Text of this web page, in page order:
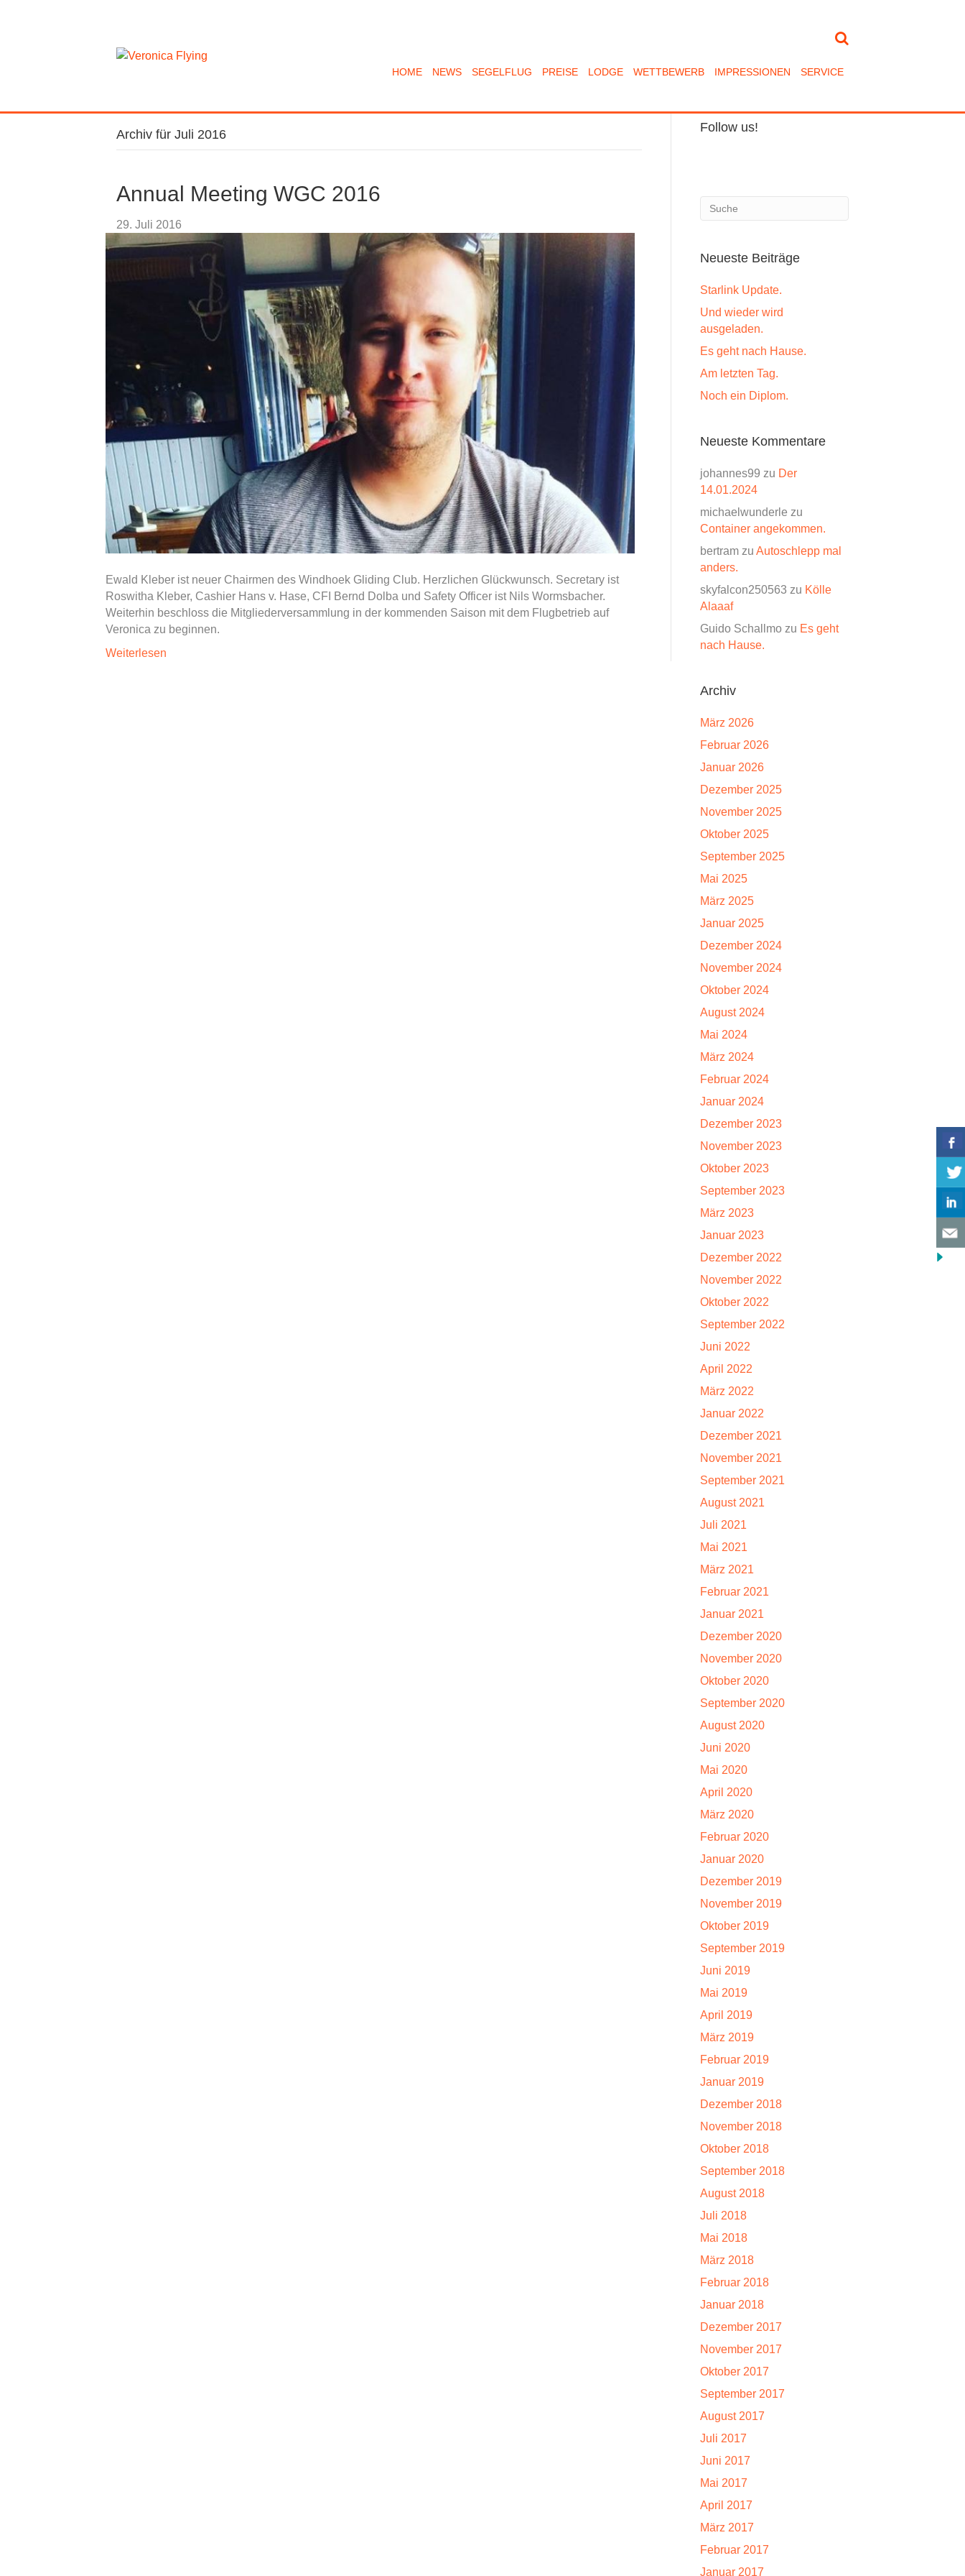
HOME NEWS SEGELFLUG PREISE LODGE WETTBEWERB IMPRESSIONEN SERVICE
Archiv für Juli 2016
Annual Meeting WGC 2016
29. Juli 2016
Ewald Kleber ist neuer Chairmen des Windhoek Gliding Club. Herzlichen Glückwunsch. Secretary ist
Roswitha Kleber, Cashier Hans v. Hase, CFI Bernd Dolba und Safety Officer ist Nils Wormsbacher.
Weiterhin beschloss die Mitgliederversammlung in der kommenden Saison mit dem Flugbetrieb auf
Veronica zu beginnen.
Weiterlesen
Follow us!
Neueste Beiträge
Starlink Update.
Und wieder wird
ausgeladen.
Es geht nach Hause.
Am letzten Tag.
Noch ein Diplom.
Neueste Kommentare
johannes99 zu Der
14.01.2024
michaelwunderle zu
Container angekommen.
bertramzu Autoschlepp mal
anders.
skyfalcon250563 zu Kölle
Alaaaf
Guido Schallmozu Es geht
nach Hause.
Archiv
März 2026
Februar 2026
Januar 2026
Dezember 2025
November 2025
Oktober 2025
September 2025
Mai 2025
März 2025
Januar 2025
Dezember 2024
November 2024
Oktober 2024
August 2024
Mai 2024
März 2024
Februar 2024
Januar 2024
Dezember 2023
November 2023
Oktober 2023
September 2023
März 2023
Januar 2023
Dezember 2022
November 2022
Oktober 2022
September 2022
Juni 2022
April 2022
März 2022
Januar 2022
Dezember 2021
November 2021
September 2021
August 2021
Juli 2021
Mai 2021
März 2021
Februar 2021
Januar 2021
Dezember 2020
November 2020
Oktober 2020
September 2020
August 2020
Juni 2020
Mai 2020
April 2020
März 2020
Februar 2020
Januar 2020
Dezember 2019
November 2019
Oktober 2019
September 2019
Juni 2019
Mai 2019
April 2019
März 2019
Februar 2019
Januar 2019
Dezember 2018
November 2018
Oktober 2018
September 2018
August 2018
Juli 2018
Mai 2018
März 2018
Februar 2018
Januar 2018
Dezember 2017
November 2017
Oktober 2017
September 2017
August 2017
Juli 2017
Juni 2017
Mai 2017
April 2017
März 2017
Februar 2017
Januar 2017